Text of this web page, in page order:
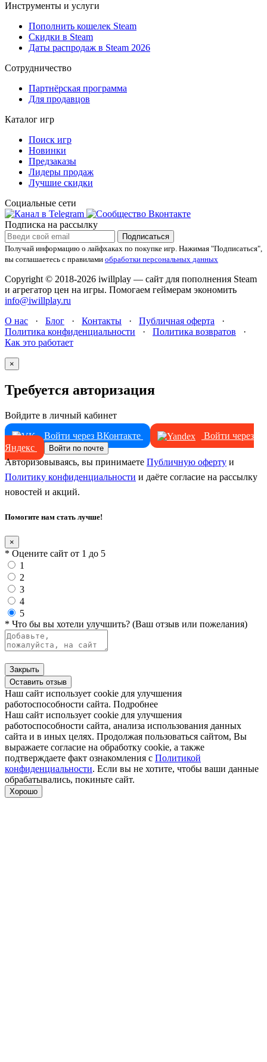
Инструменты и услуги
Пополнить кошелек Steam
Скидки в Steam
Даты распродаж в Steam 2026
Сотрудничество
Партнёрская программа
Для продавцов
Каталог игр
Поиск игр
Новинки
Предзаказы
Лидеры продаж
Лучшие скидки
Социальные сети
Подписка на рассылку
Подписаться
Получай информацию о лайфхаках по покупке игр. Нажимая "Подписаться",
вы соглашаетесь с правилами обработки персональных данных
Copyright © 2018-2026 iwillplay — сайт для пополнения Steam
и агрегатор цен на игры. Помогаем геймерам экономить
info@iwillplay.ru
О нас · Блог · Контакты · Публичная оферта ·
Политика конфиденциальности · Политика возвратов ·
Как это работает
×
Требуется авторизация
Войдите в личный кабинет
Войти через ВКонтакте
Войти через
Яндекс
Войти по почте
Авторизовываясь, вы принимаете Публичную оферту и
Политику конфиденциальности и даёте согласие на рассылку
новостей и акций.
Помогите нам стать лучше!
×
* Оцените сайт от 1 до 5
1
2
3
4
5
* Что бы вы хотели улучшить? (Ваш отзыв или пожелания)
Закрыть
Оставить отзыв
Наш сайт использует cookie для улучшения
работоспособности сайта. Подробнее
Наш сайт использует cookie для улучшения
работоспособности сайта, анализа использования данных
сайта и в иных целях. Продолжая пользоваться сайтом, Вы
выражаете согласие на обработку cookie, а также
подтверждаете факт ознакомления с Политикой
конфиденциальности. Если вы не хотите, чтобы ваши данные
обрабатывались, покиньте сайт.
Хорошо